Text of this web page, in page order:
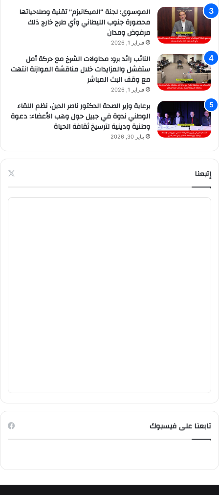
الموسوي: لجنة “الميكانيزم” تقنية وصلاحياتها
محصورة جنوب الليطاني وأي طرح خارج ذلك
مرفوض ومدان
فبراير 1, 2026
النائب رائد برو: محاولات الشرخ مع حركة أمل
ستفشل والمزايدات خلال مناقشة الموازنة انتهت
مع وقف البث المباشر
فبراير 1, 2026
برعاية وزير الصحة الدكتور ناصر الدين، نظم اللقاء
الوطني ندوة في جبيل حول وهب الأعضاء: دعوة
وطنية ودينية لترسيخ ثقافة الحياة
يناير 30, 2026
إتبعنا
تابعنا على فيسبوك